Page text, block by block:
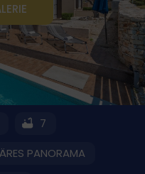
7
PANORAMA